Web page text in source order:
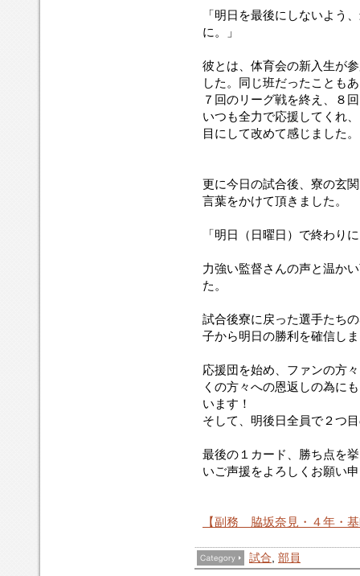
「明日を最後にしないよう
に。」
彼とは、体育会の新入生が
した。同じ班だったことも
７回のリーグ戦を終え、８
いつも全力で応援してくれ
目にして改めて感じました。
更に今日の試合後、寮の玄
言葉をかけて頂きました。
「明日（日曜日）で終わり
力強い監督さんの声と温か
た。
試合後寮に戻った選手たち
子から明日の勝利を確信し
応援団を始め、ファンの方
くの方々への恩返しの為に
います！
そして、明後日全員で２つ
最後の１カード、勝ち点を
いご声援をよろしくお願い
【副務 脇坂奈見・４年・
試合, 部員